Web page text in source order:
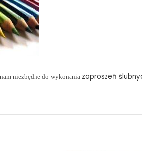
niezbędne do wykonania zaproszeń